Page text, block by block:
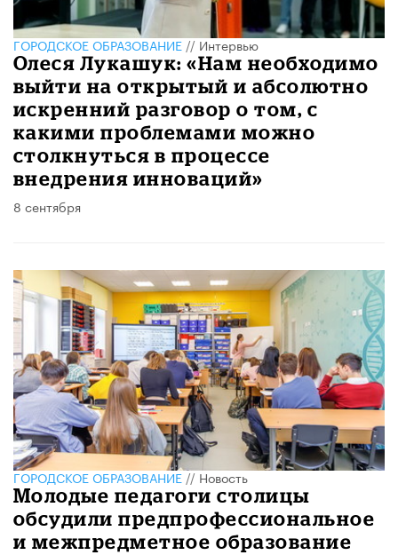
ГОРОДСКОЕ ОБРАЗОВАНИЕ//Интервью
Олеся Лукашук: «Нам необходимо
выйти на открытый и абсолютно
искренний разговор о том, с
какими проблемами можно
столкнуться в процессе
внедрения инноваций»
8 сентября
ГОРОДСКОЕ ОБРАЗОВАНИЕ//Новость
Молодые педагоги столицы
обсудили предпрофессиональное
и межпредметное образование